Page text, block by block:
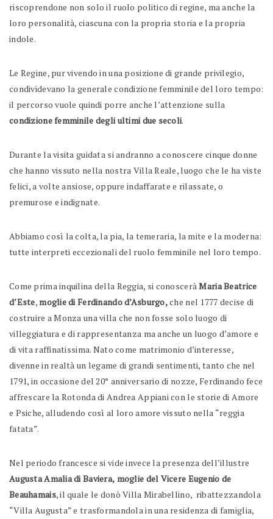
riscoprendone non solo il ruolo politico di regine, ma anche la
loro personalità, ciascuna con la propria storia e la propria
indole.
Le Regine, pur vivendo in una posizione di grande privilegio,
condividevano la generale condizione femminile del loro tempo:
il percorso vuole quindi porre anche l’attenzione sulla
condizione femminile degli ultimi due secoli.
Durante la visita guidata si andranno a conoscere cinque donne
che hanno vissuto nella nostra Villa Reale, luogo che le ha viste
felici, a volte ansiose, oppure indaffarate e rilassate, o
premurose e indignate.
Abbiamo così la colta, la pia, la temeraria, la mite e la moderna:
tutte interpreti eccezionali del ruolo femminile nel loro tempo.
Come prima inquilina della Reggia, si conosceràMaria Beatrice
d’Este,moglie di Ferdinando d’Asburgo,che nel 1777 decise di
costruire a Monza una villa che non fosse solo luogo di
villeggiatura e di rappresentanza ma anche un luogo d’amore e
di vita raffinatissima. Nato come matrimonio d’interesse,
divenne in realtà un legame di grandi sentimenti, tanto che nel
1791, in occasione del 20° anniversario di nozze, Ferdinando fece
affrescare la Rotonda di Andrea Appiani con le storie di Amore
e Psiche, alludendo così al loro amore vissuto nella “reggia
fatata”.
Nel periodo francesce si vide invece la presenza dell’illustre
Augusta Amalia di Baviera, moglie del Vicere Eugenio de
Beauhamais, il quale le donò Villa Mirabellino, ribattezzandola
“Villa Augusta” e trasformandola in una residenza di famiglia,